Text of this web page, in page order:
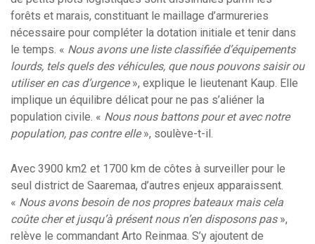
forêts et marais, constituant le maillage d’armureries
nécessaire pour compléter la dotation initiale et tenir dans
le temps. « Nous avons une liste classifiée d’équipements
lourds, tels quels des véhicules, que nous pouvons saisir ou
utiliser en cas d’urgence», explique le lieutenant Kaup. Elle
implique un équilibre délicat pour ne pas s’aliéner la
population civile. « Nous nous battons pour et avec notre
population, pas contre elle», soulève-t-il.
Avec 3900 km2 et 1700 km de côtes à surveiller pour le
seul district de Saaremaa, d’autres enjeux apparaissent.
« Nous avons besoin de nos propres bateaux mais cela
coûte cher et jusqu’à présent nous n’en disposons pas»,
relève le commandant Arto Reinmaa. S’y ajoutent de